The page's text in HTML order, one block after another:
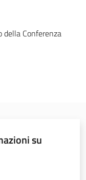
della Conferenza
su